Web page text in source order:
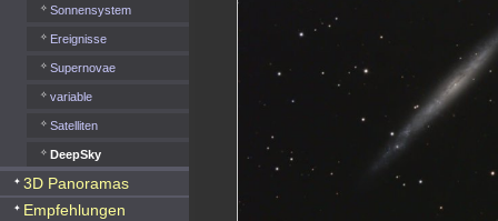
Sonnensystem
Ereignisse
Supernovae
variable
Satelliten
DeepSky
3D Panoramas
Empfehlungen